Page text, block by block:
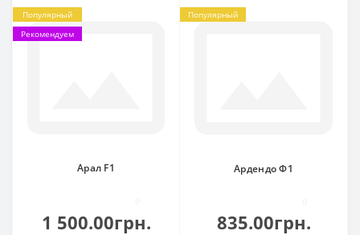
Популярный
Рекомендуем
Арал F1
1 500.00грн.
Популярный
Ардендо Ф1
835.00грн.